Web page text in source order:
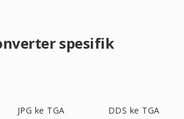
spesifik
JPG ke TGA DDS ke TGA